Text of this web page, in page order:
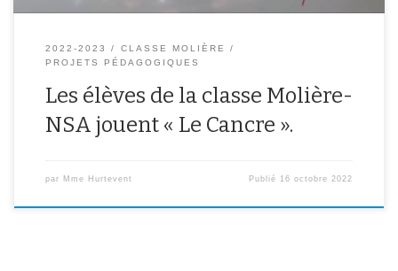
2022-2023
CLASSE MOLIÈRE
PROJETS PÉDAGOGIQUES
Les élèves de la classe Molière-
NSA jouent « Le Cancre ».
par Mme Hurtevent Publié 16 octobre 2022